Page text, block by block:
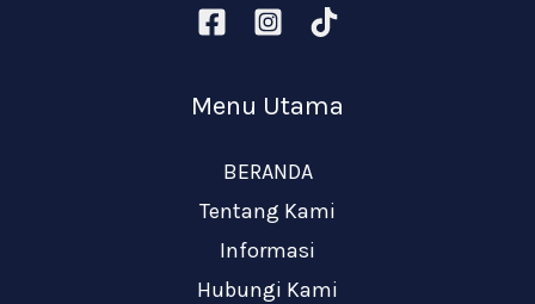
Menu Utama
BERANDA
Tentang Kami
Informasi
Hubungi Kami